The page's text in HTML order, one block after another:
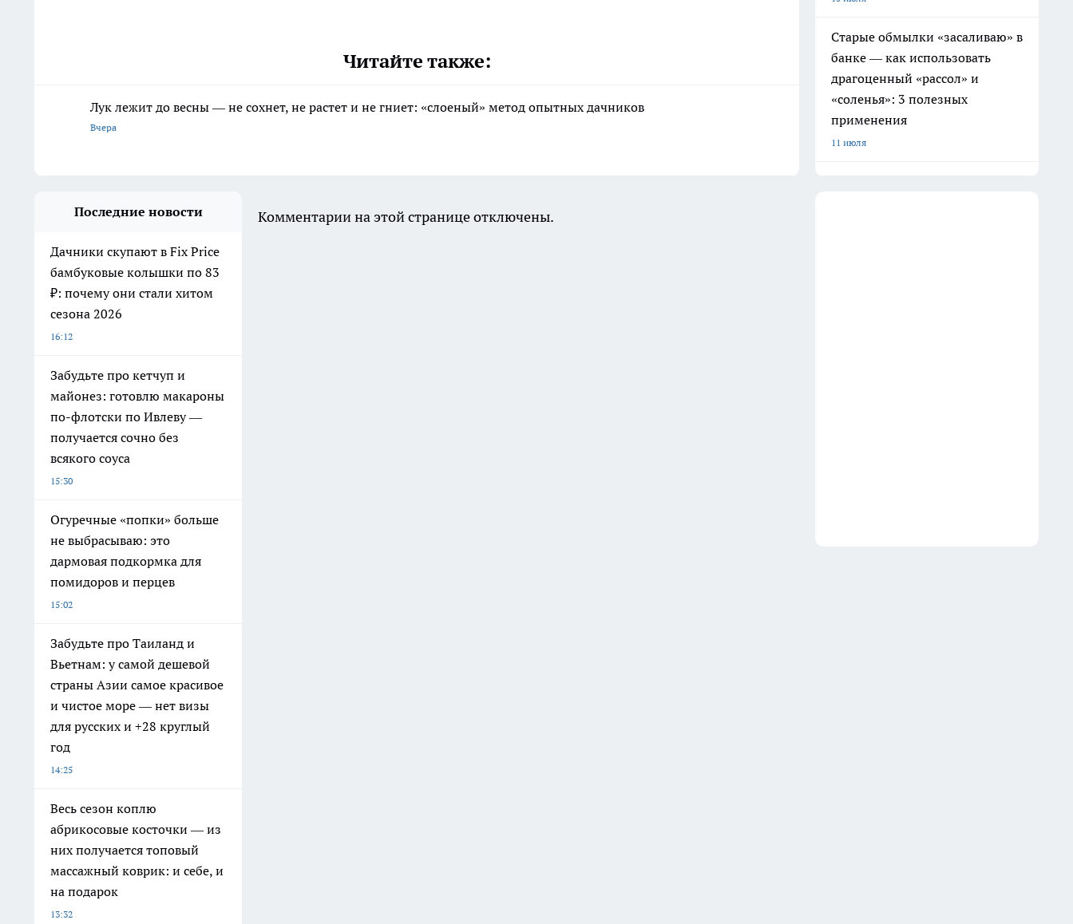
Читайте также:
Лук лежит до весны — не сохнет, не растет и не гниет: «слоеный» метод опытных дачников
Вчера
Старые обмылки «засаливаю» в
банке — как использовать
драгоценный «рассол» и
«соленья»: 3 полезных
применения
11 июля
Последние новости
Дачники скупают в Fix Price
бамбуковые колышки по 83
₽: почему они стали хитом
сезона 2026
16:12
Забудьте про кетчуп и
майонез: готовлю макароны
по-флотски по Ивлеву —
получается сочно без
всякого соуса
15:30
Огуречные «попки» больше
не выбрасываю: это
дармовая подкормка для
помидоров и перцев
15:02
Забудьте про Таиланд и
Вьетнам: у самой дешевой
страны Азии самое красивое
и чистое море — нет визы
для русских и +28 круглый
год
14:25
Весь сезон коплю
абрикосовые косточки — из
них получается топовый
массажный коврик: и себе, и
на подарок
13:32
Комментарии на этой странице отключены.